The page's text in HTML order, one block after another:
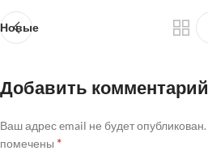
Новые
Добавить комментарий
Ваш адрес email не будет опубликован.
помечены *